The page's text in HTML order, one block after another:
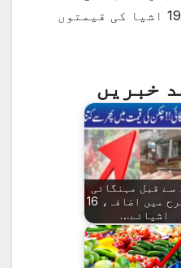
قیمتوں میں کمی جبکہ 19 اشیا کی قیمتوں
خبریں
سے قبل مہنگائی
کی شرح میں اضافہ، 16
اشیائے…